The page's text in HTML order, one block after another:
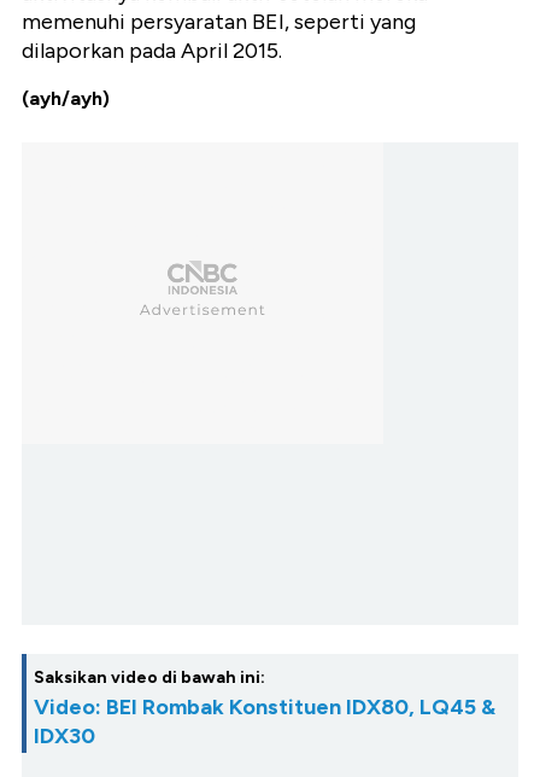
memenuhi persyaratan BEI, seperti yang
dilaporkan pada April 2015.
(ayh/ayh)
Saksikan video di bawah ini:
Video: BEI Rombak Konstituen IDX80, LQ45 &
IDX30